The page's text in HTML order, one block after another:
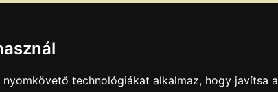
városban
néven üzemelt. Később a nagyáruház megszűnt,
technológiákat alkalmaz, hogy